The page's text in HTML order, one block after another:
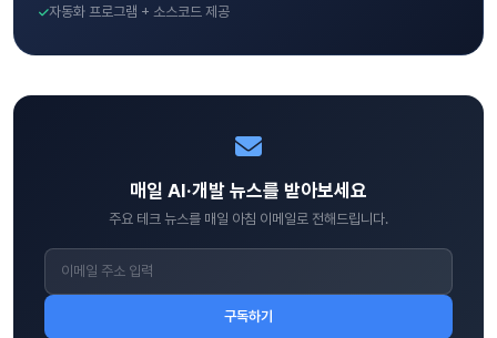
자동화 프로그램 + 소스코드 제공
매일 AI·개발 뉴스를 받아보세요
주요 테크 뉴스를 매일 아침 이메일로 전해드립니다.
구독하기